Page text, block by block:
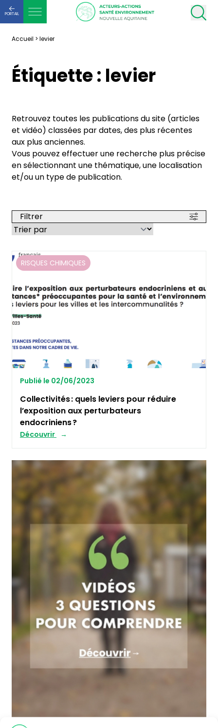
PORTAIL
Accueil > levier
Étiquette : levier
Retrouvez toutes les publications du site (articles
et vidéo) classées par dates, des plus récentes
aux plus anciennes.
Vous pouvez effectuer une recherche plus précise
en sélectionnant une thématique, une localisation
et/ou un type de publication.
Filtrer
RISQUES CHIMIQUES
Publié le 02/06/2023
Collectivités : quels leviers pour réduire
l’exposition aux perturbateurs
endocriniens ?
Découvrir